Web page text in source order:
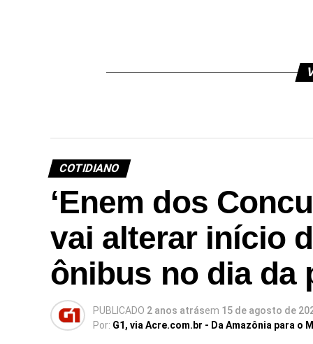
COTIDIANO
‘Enem dos
vai alterar início
ônibus no dia da
PUBLICADO 2 anos atrásem 15 de agosto de
Por: G1, via Acre.com.br - Da Amazônia para o